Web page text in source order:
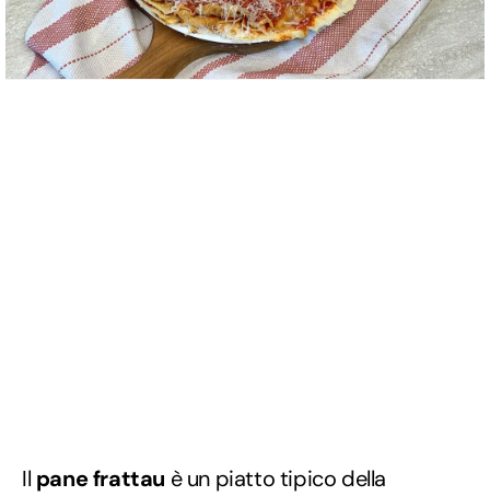
Il pane frattau è un piatto tipico della